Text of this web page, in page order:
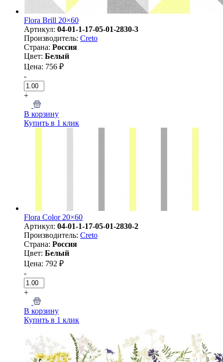
Flora Brill 20×60
Артикул: 04-01-1-17-05-01-2830-3
Производитель: Creto
Страна: Россия
Цвет: Белый
Цена: 756 ₽
-
+
В корзину
Купить в 1 клик
Flora Color 20×60
Артикул: 04-01-1-17-05-01-2830-2
Производитель: Creto
Страна: Россия
Цвет: Белый
Цена: 792 ₽
-
+
В корзину
Купить в 1 клик